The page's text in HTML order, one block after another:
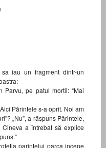
iau un fragment dintr-un
Parvu, pe patul mortii: “Mai
Părintele s-a oprit. Noi am
„Nu”, a răspuns Părintele,
a întrebat să explice
parintelui parca incepe